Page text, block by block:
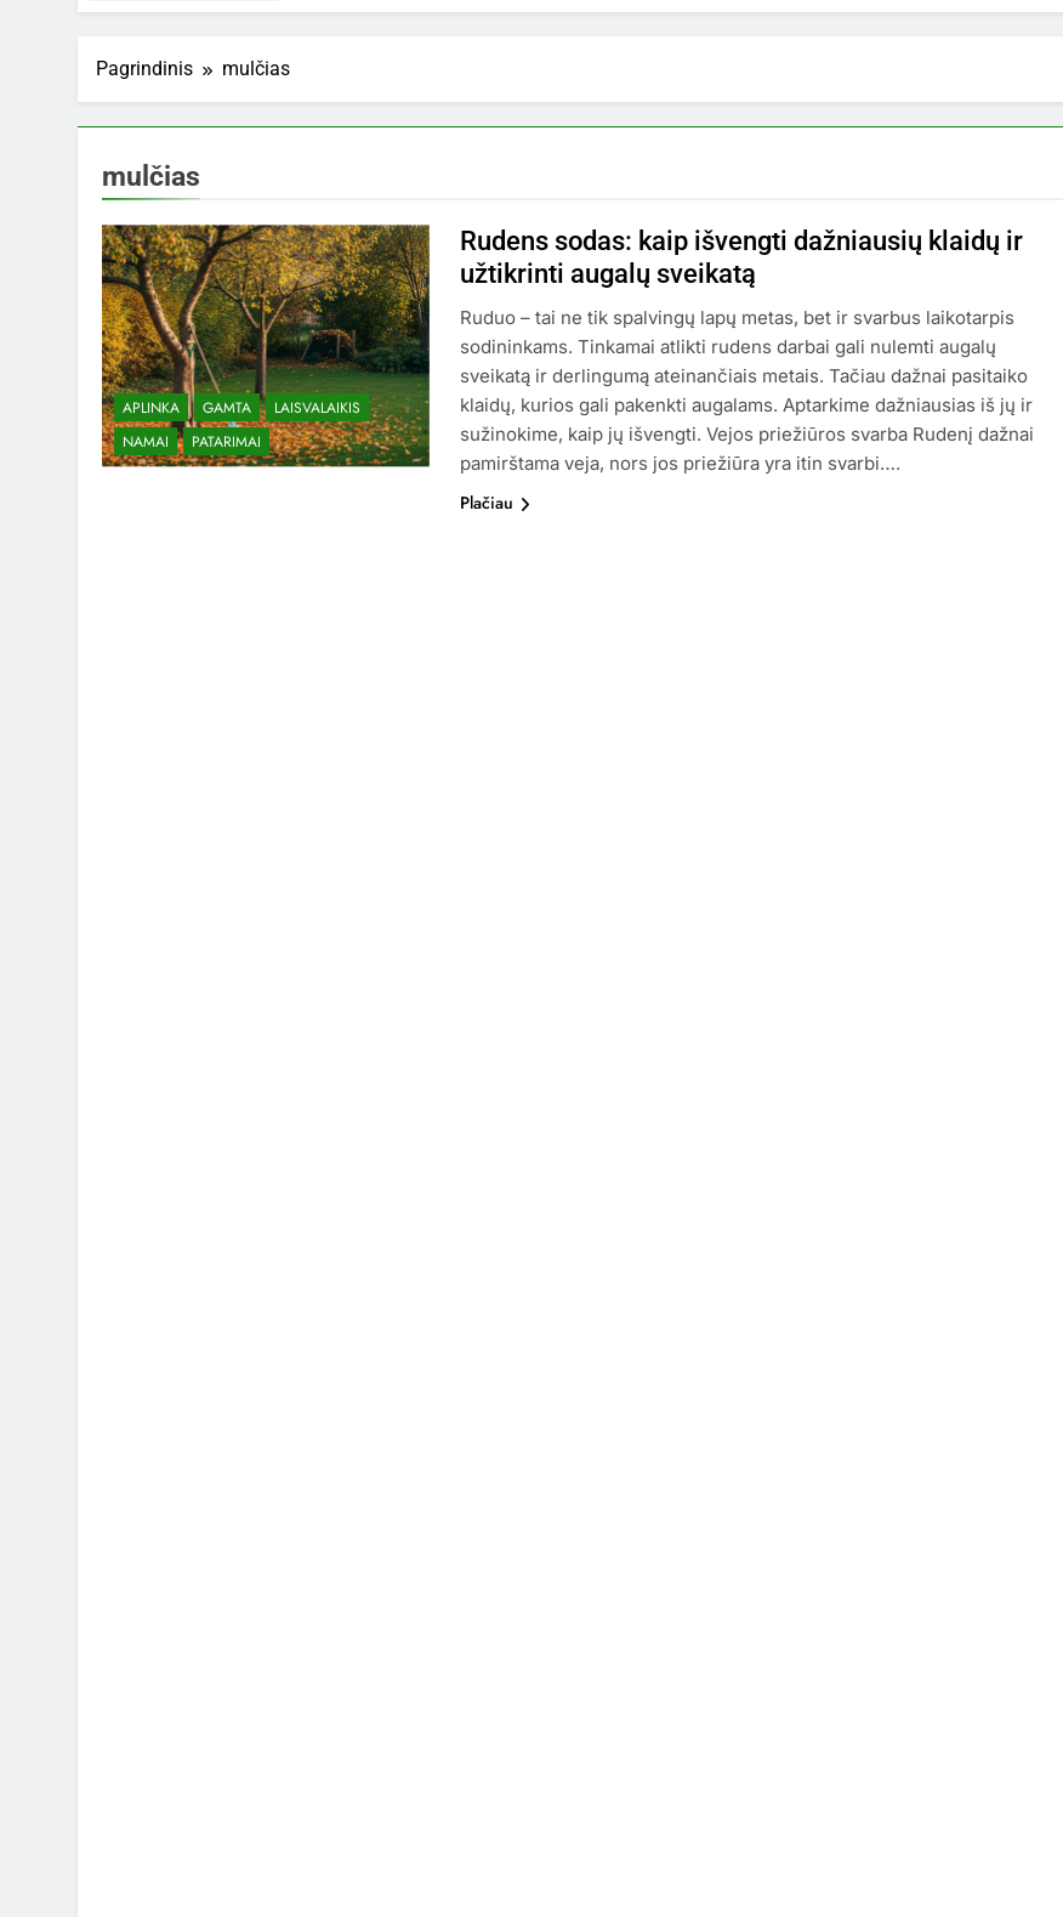
Pagrindinis mulčias
mulčias
APLINKA GAMTA
LAISVALAIKIS
NAMAI
PATARIMAI
Rudens sodas: kaip išvengti dažniausių klaidų ir
užtikrinti augalų sveikatą
Ruduo – tai ne tik spalvingų lapų metas, bet ir svarbus laikotarpis
sodininkams. Tinkamai atlikti rudens darbai gali nulemti augalų
sveikatą ir derlingumą ateinančiais metais. Tačiau dažnai pasitaiko
klaidų, kurios gali pakenkti augalams. Aptarkime dažniausias iš jų ir
sužinokime, kaip jų išvengti. Vejos priežiūros svarba Rudenį dažnai
pamirštama veja, nors jos priežiūra yra itin svarbi….
Plačiau